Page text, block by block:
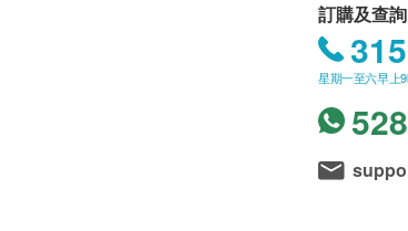
訂購及查詢
星期一至六早上